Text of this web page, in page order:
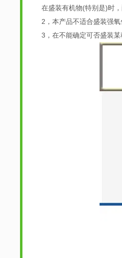
在盛装有机物(特别是)时
2，本产品不适合盛装强
3，在不能确定可否盛装某